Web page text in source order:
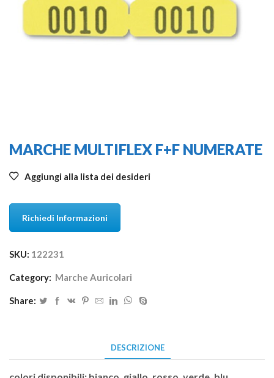
MARCHE MULTIFLEX F+F NUMERATE
Aggiungi alla lista dei desideri
Richiedi Informazioni
SKU: 122231
Category: Marche Auricolari
Share:
DESCRIZIONE